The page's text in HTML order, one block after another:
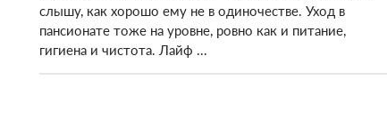
слышу, как хорошо ему не в одиночестве. Уход в
пансионате тоже на уровне, ровно как и питание,
гигиена и чистота. Лайф ...